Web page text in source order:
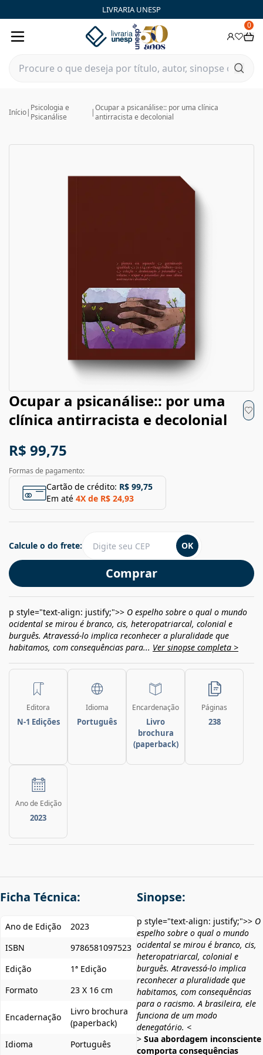
LIVRARIA UNESP
0
Início| Psicologia e
Psicanálise
|Ocupar a psicanálise:: por uma clínica
antirracista e decolonial
Ocupar a psicanálise:: por uma
clínica antirracista e decolonial
R$ 99,75
Formas de pagamento:
Cartão de crédito: R$ 99,75
Em até 4X de R$ 24,93
Comprar
Calcule o do frete: OK
p style="text-align: justify;">> O espelho sobre o qual o mundo
ocidental se mirou é branco, cis, heteropatriarcal, colonial e
burguês. Atravessá-lo implica reconhecer a pluralidade que
habitamos, com consequências para... Ver sinopse completa >
Editora
N-1 Edições
Idioma
Português
Encardenação
Livro
brochura
(paperback)
Páginas
238
Ano de Edição
2023
Ficha Técnica:
Ano de Edição
2023
ISBN
9786581097523
Edição
1ª Edição
Formato
23 X 16 cm
Encadernação
Livro brochura
(paperback)
Idioma
Português
Sinopse:
p style="text-align: justify;">> O
espelho sobre o qual o mundo
ocidental se mirou é branco, cis,
heteropatriarcal, colonial e
burguês. Atravessá-lo implica
reconhecer a pluralidade que
habitamos, com consequências
para o racismo.A brasileira, ele
funciona de um modo
denegatório. <
> Sua abordagem inconsciente
comporta consequências